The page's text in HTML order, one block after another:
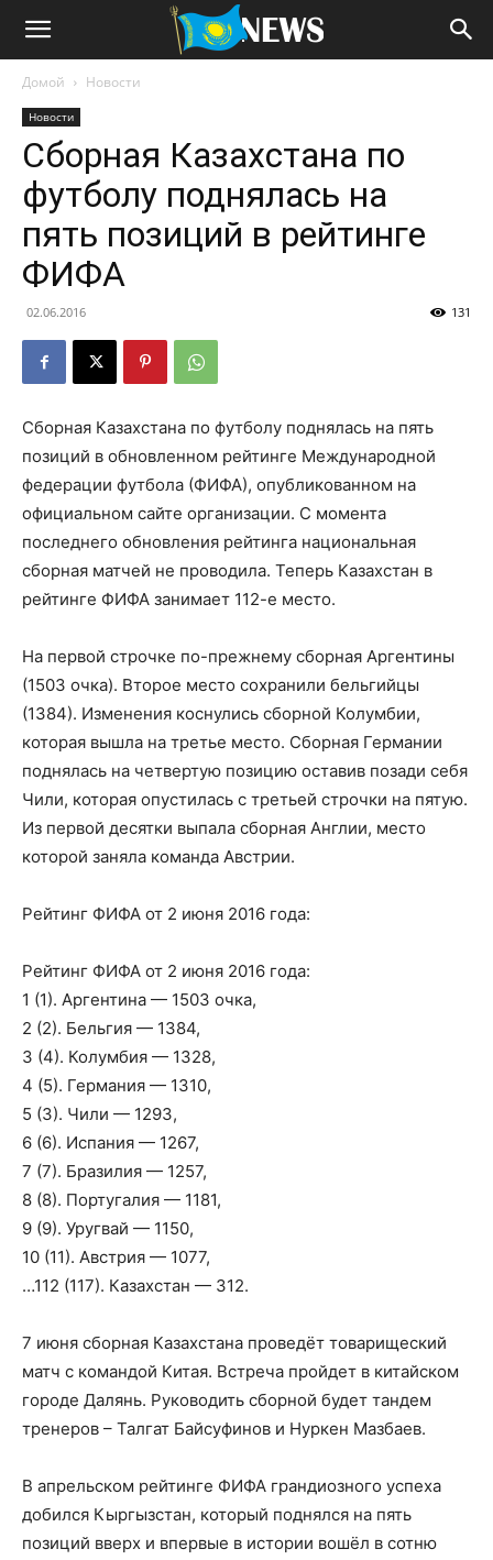
Домой Новости
Новости
Сборная Казахстана по
футболу поднялась на
пять позиций в рейтинге
ФИФА
02.06.2016 131
Сборная Казахстана по футболу поднялась на пять
позиций в обновленном рейтинге Международной
федерации футбола (ФИФА), опубликованном на
официальном сайте организации. С момента
последнего обновления рейтинга национальная
сборная матчей не проводила. Теперь Казахстан в
рейтинге ФИФА занимает 112-е место.
На первой строчке по-прежнему сборная Аргентины
(1503 очка). Второе место сохранили бельгийцы
(1384). Изменения коснулись сборной Колумбии,
которая вышла на третье место. Сборная Германии
поднялась на четвертую позицию оставив позади себя
Чили, которая опустилась с третьей строчки на пятую.
Из первой десятки выпала сборная Англии, место
которой заняла команда Австрии.
Рейтинг ФИФА от 2 июня 2016 года:
Рейтинг ФИФА от 2 июня 2016 года:
1 (1). Аргентина — 1503 очка,
2 (2). Бельгия — 1384,
3 (4). Колумбия — 1328,
4 (5). Германия — 1310,
5 (3). Чили — 1293,
6 (6). Испания — 1267,
7 (7). Бразилия — 1257,
8 (8). Португалия — 1181,
9 (9). Уругвай — 1150,
10 (11). Австрия — 1077,
…112 (117). Казахстан — 312.
7 июня сборная Казахстана проведёт товарищеский
матч с командой Китая. Встреча пройдет в китайском
городе Далянь. Руководить сборной будет тандем
тренеров – Талгат Байсуфинов и Нуркен Мазбаев.
В апрельском рейтинге ФИФА грандиозного успеха
добился Кыргызстан, который поднялся на пять
позиций вверх и впервые в истории вошёл в сотню